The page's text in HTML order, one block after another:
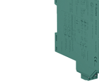
Купить в 1 клик